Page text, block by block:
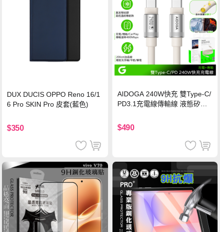
DUX DUCIS OPPO Reno 16/1
6 Pro SKIN Pro 皮套(藍色)
$350
AIDOGA 240W快充 雙Type-C/
PD3.1充電線傳輸線 液態矽膠
機/平板/筆電
$490